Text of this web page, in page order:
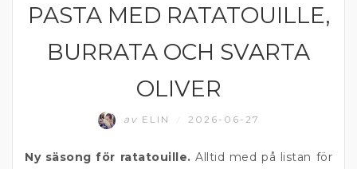
PASTA
PASTA MED RATATOUILLE,
BURRATA OCH SVARTA
OLIVER
av ELIN 2026-06-27
Ny säsong för ratatouille. Alltid med på listan för